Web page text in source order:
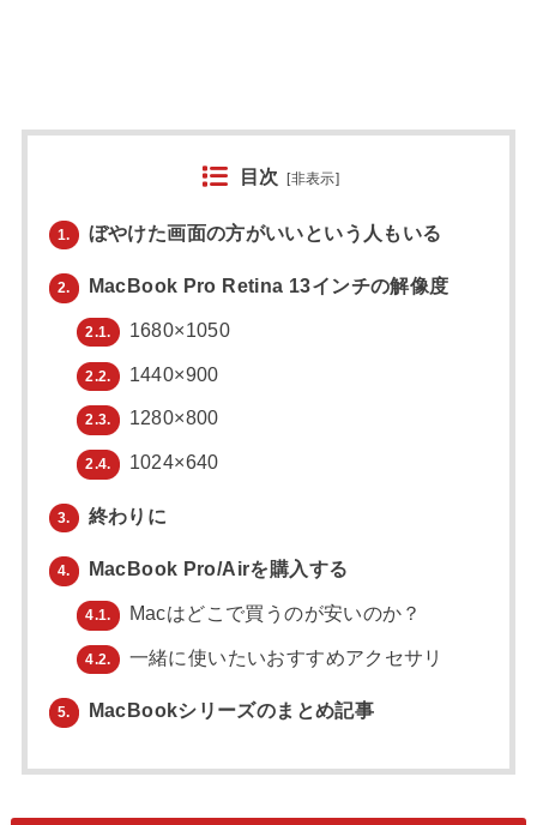
目次 [非表示]
1. ぼやけた画面の方がいいという人もいる
2. MacBook Pro Retina 13インチの解像度
2.1. 1680×1050
2.2. 1440×900
2.3. 1280×800
2.4. 1024×640
3. 終わりに
4. MacBook Pro/Airを購入する
4.1. Macはどこで買うのが安いのか？
4.2. 一緒に使いたいおすすめアクセサリ
5. MacBookシリーズのまとめ記事